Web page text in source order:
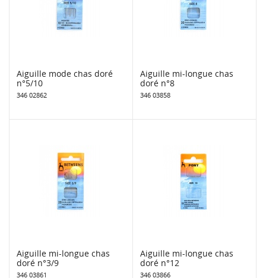
Aiguille mode chas doré
n°5/10
346 02862
Aiguille mi-longue chas
doré n°8
346 03858
Aiguille mi-longue chas
doré n°3/9
346 03861
Aiguille mi-longue chas
doré n°12
346 03866